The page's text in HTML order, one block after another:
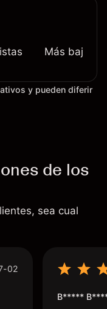
Más bajistas
y pueden diferir
de los
sea cual
02
B*****